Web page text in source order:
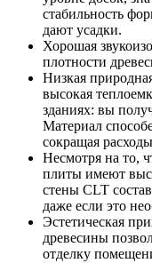
стабильность
дают усадки.
Хорошая
плотности
Низкая
высокая
зданиях: вы
Материал
сокращая
Несмотря на то,
плиты имеют
стены CLT
даже если это
Эстетическая
древесины
отделку